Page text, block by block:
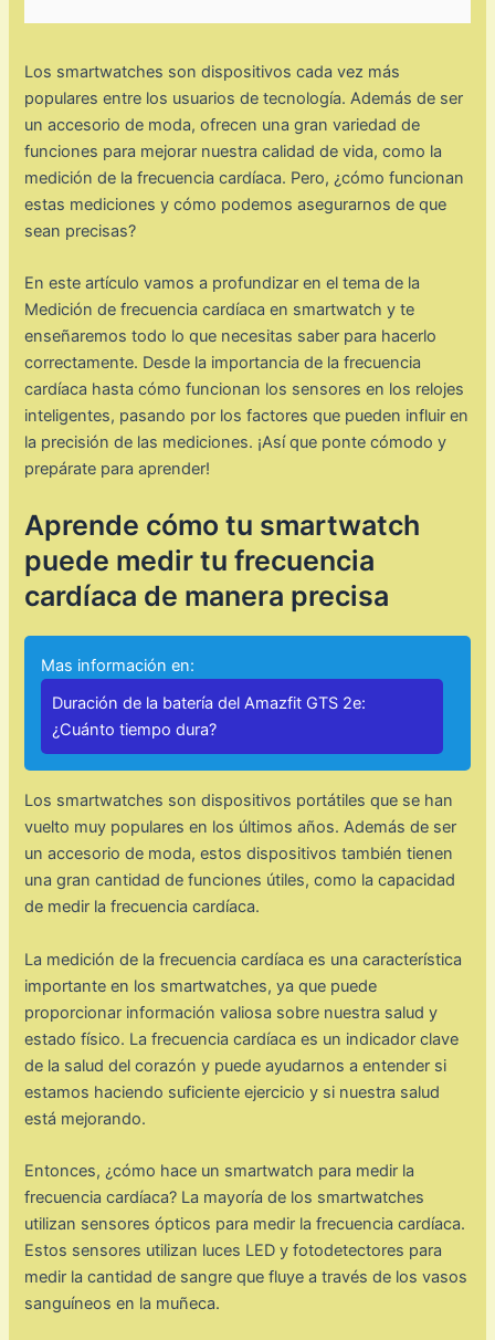
Los smartwatches son dispositivos cada vez más
populares entre los usuarios de tecnología. Además de ser
un accesorio de moda, ofrecen una gran variedad de
funciones para mejorar nuestra calidad de vida, como la
medición de la frecuencia cardíaca. Pero, ¿cómo funcionan
estas mediciones y cómo podemos asegurarnos de que
sean precisas?
En este artículo vamos a profundizar en el tema de la
Medición de frecuencia cardíaca en smartwatch y te
enseñaremos todo lo que necesitas saber para hacerlo
correctamente. Desde la importancia de la frecuencia
cardíaca hasta cómo funcionan los sensores en los relojes
inteligentes, pasando por los factores que pueden influir en
la precisión de las mediciones. ¡Así que ponte cómodo y
prepárate para aprender!
Aprende cómo tu smartwatch
puede medir tu frecuencia
cardíaca de manera precisa
Mas información en:
Duración de la batería del Amazfit GTS 2e:
¿Cuánto tiempo dura?
Los smartwatches son dispositivos portátiles que se han
vuelto muy populares en los últimos años. Además de ser
un accesorio de moda, estos dispositivos también tienen
una gran cantidad de funciones útiles, como la capacidad
de medir la frecuencia cardíaca.
La medición de la frecuencia cardíaca es una característica
importante en los smartwatches, ya que puede
proporcionar información valiosa sobre nuestra salud y
estado físico. La frecuencia cardíaca es un indicador clave
de la salud del corazón y puede ayudarnos a entender si
estamos haciendo suficiente ejercicio y si nuestra salud
está mejorando.
Entonces, ¿cómo hace un smartwatch para medir la
frecuencia cardíaca? La mayoría de los smartwatches
utilizan sensores ópticos para medir la frecuencia cardíaca.
Estos sensores utilizan luces LED y fotodetectores para
medir la cantidad de sangre que fluye a través de los vasos
sanguíneos en la muñeca.